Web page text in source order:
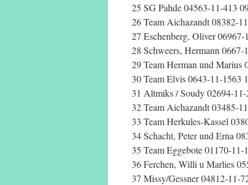
25 SG Pahde 04563-11-413
26 Team Aichazandt 08382-
27 Eschenberg, Oliver
28 Schweers, Hermann 0667-
29 Team Herman und Marius
30 Team Elvis 0643-11-1563
31 Altmiks / Soudy 02694-
32 Team Aichazandt 03485-
33 Team Herkules-Kassel
34 Schacht, Peter und Erna
35 Team Eggebote 01170-11-
36 Ferchen, Willi u Marlies
37 Missy/Gessner 04812-11-